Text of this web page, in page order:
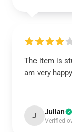
The item is
am very
J Julian
Verified